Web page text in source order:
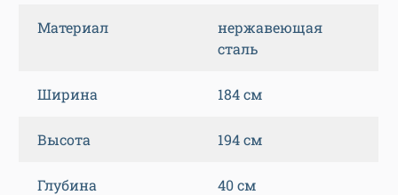
Материал
нержавеющая
сталь
Ширина 184 см
Высота 194 см
Глубина 40 см